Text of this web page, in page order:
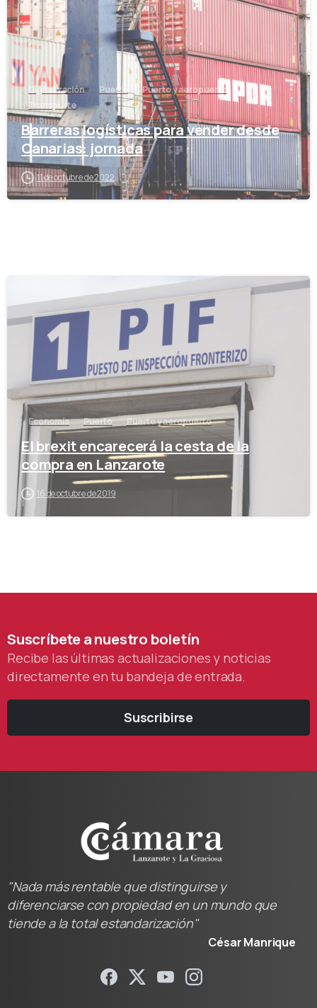
Digitalización Puerto
Puerto y aeropuerto
Transporte
Barreras logísticas para vender desde
Canarias: jornada
11 de octubre de 2022
Economía Puerto Puerto y aeropuerto
El brexit encarecerá la cesta de la
compra en Lanzarote
16 de octubre de 2019
Suscríbeteanuestro boletín
Recibe las últimas actualizaciones y noticias
directamente en tu bandeja de entrada.
Suscribirse
"Nada más rentable que distinguirse y
diferenciarse con propiedad en un mundo que
tiende a la total estandarización"
César Manrique